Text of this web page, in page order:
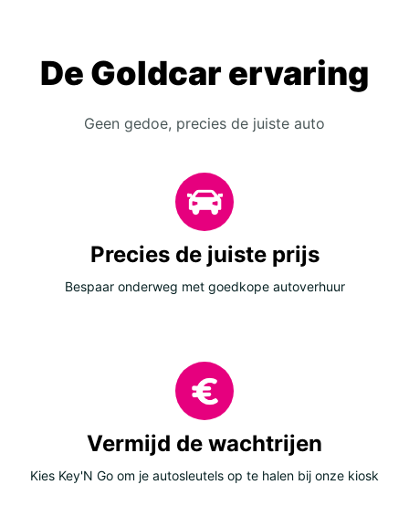
De Goldcar ervaring
Geen gedoe, precies de juiste auto
Precies de juiste prijs
Bespaar onderweg met goedkope autoverhuur
Vermijd de wachtrijen
Kies Key'N Go om je autosleutels op te halen bij onze kiosk